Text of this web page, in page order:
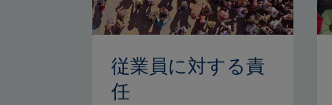
従業員に対する責
任